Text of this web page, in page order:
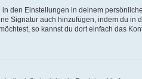
den Einstellungen in deinem
Signatur auch hinzufügen, indem du
so kannst du dort einfach das